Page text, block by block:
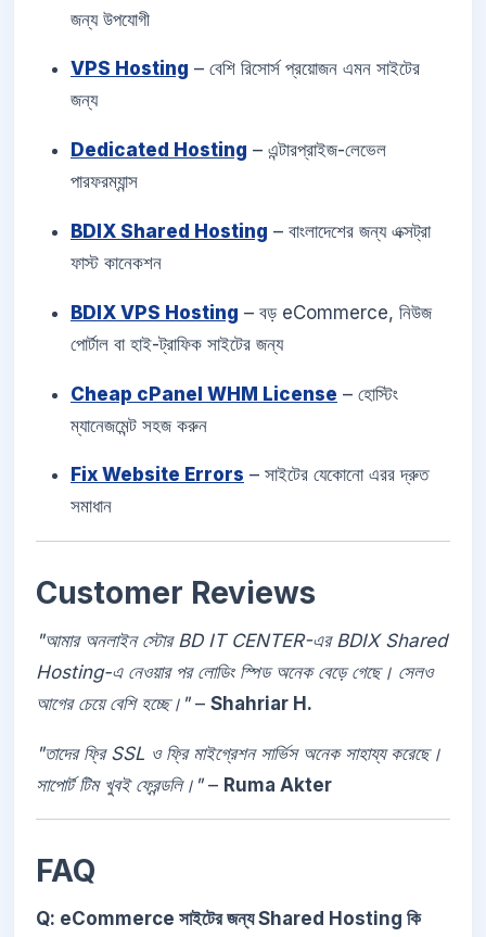
জন্য উপযোগী
VPS Hosting – বেশি রিসোর্স প্রয়োজন এমন সাইটের
জন্য
Dedicated Hosting – এন্টারপ্রাইজ-লেভেল
পারফরম্যান্স
BDIX Shared Hosting – বাংলাদেশের জন্য এক্সট্রা
ফাস্ট কানেকশন
BDIX VPS Hosting – বড় eCommerce, নিউজ
পোর্টাল বা হাই-ট্রাফিক সাইটের জন্য
Cheap cPanel WHM License – হোস্টিং
ম্যানেজমেন্ট সহজ করুন
Fix Website Errors – সাইটের যেকোনো এরর দ্রুত
সমাধান
Customer Reviews
"আমার অনলাইন স্টোর BD IT CENTER-এর BDIX Shared
Hosting-এ নেওয়ার পর লোডিং স্পিড অনেক বেড়ে গেছে। সেলও
আগের চেয়ে বেশি হচ্ছে।"– Shahriar H.
"তাদের ফ্রি SSL ও ফ্রি মাইগ্রেশন সার্ভিস অনেক সাহায্য করেছে।
সাপোর্ট টিম খুবই ফ্রেন্ডলি।"– Ruma Akter
FAQ
Q: eCommerce সাইটের জন্য Shared Hosting কি